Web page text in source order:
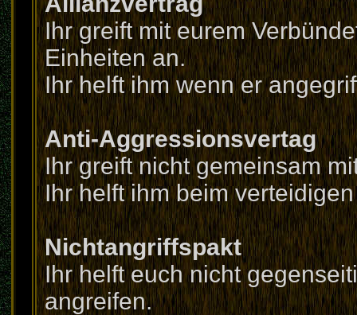
Ihr greift mit eurem
Einheiten an.
Ihr helft ihm wenn er
Anti-Aggressionsvertag
Ihr greift nicht gemeinsam
Ihr helft ihm beim verteidigen
Nichtangriffspakt
Ihr helft euch nicht
angreifen.